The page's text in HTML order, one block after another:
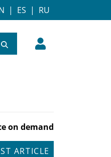
| ES | RU
on demand
ARTICLE